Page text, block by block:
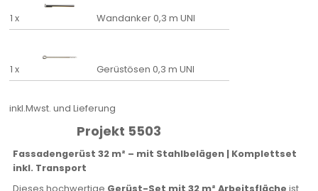
1 x Wandanker 0,3 m UNI
1 x Gerüstösen 0,3 m UNI
inkl.Mwst. und Lieferung
Projekt 5503
Fassadengerüst 32 m² – mit Stahlbelägen | Komplettset
inkl. Transport